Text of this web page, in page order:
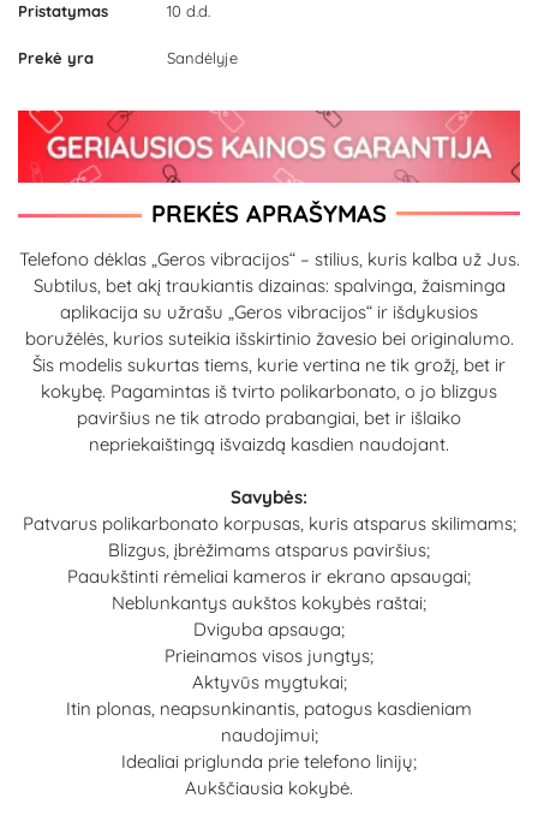
Pristatymas 10 d.d.
Prekė yra Sandėlyje
PREKĖS APRAŠYMAS
Telefono dėklas „Geros vibracijos“ – stilius, kuris kalba už Jus.
Subtilus, bet akį traukiantis dizainas: spalvinga, žaisminga
aplikacija su užrašu „Geros vibracijos“ ir išdykusios
boružėlės, kurios suteikia išskirtinio žavesio bei originalumo.
Šis modelis sukurtas tiems, kurie vertina ne tik grožį, bet ir
kokybę. Pagamintas iš tvirto polikarbonato, o jo blizgus
paviršius ne tik atrodo prabangiai, bet ir išlaiko
nepriekaištingą išvaizdą kasdien naudojant.
Savybės:
Patvarus polikarbonato korpusas, kuris atsparus skilimams;
Blizgus, įbrėžimams atsparus paviršius;
Paaukštinti rėmeliai kameros ir ekrano apsaugai;
Neblunkantys aukštos kokybės raštai;
Dviguba apsauga;
Prieinamos visos jungtys;
Aktyvūs mygtukai;
Itin plonas, neapsunkinantis, patogus kasdieniam
naudojimui;
Idealiai priglunda prie telefono linijų;
Aukščiausia kokybė.